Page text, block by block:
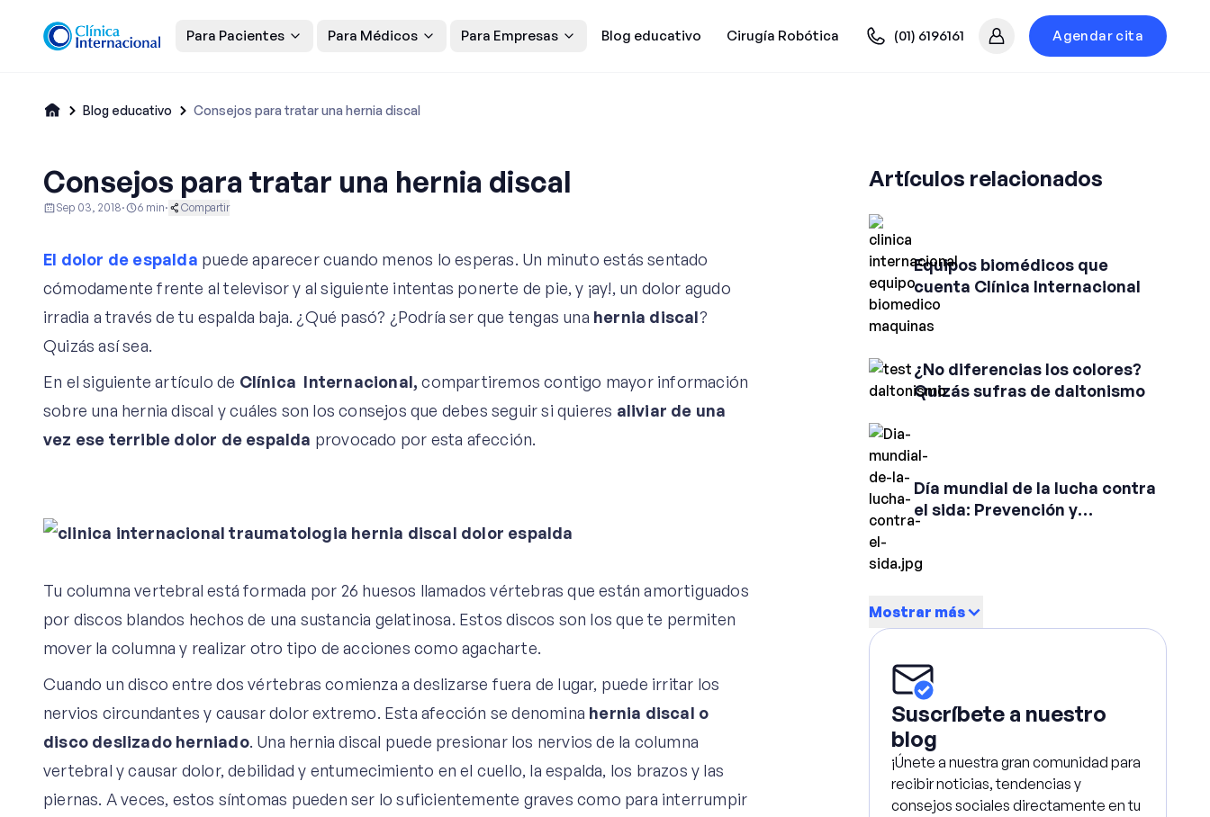
Para Pacientes Para Médicos Para Empresas Blog educativo Cirugía Robótica (01) 6196161
Mi cuenta
Agendar cita
Blog educativo Consejos para tratar una hernia discal
Consejos para tratar una hernia discal
Sep 03, 2018· 6 min· Compartir
El dolor de espalda puede aparecer cuando menos lo esperas. Un minuto estás sentado
cómodamente frente al televisor y al siguiente intentas ponerte de pie, y ¡ay!, un dolor agudo
irradia a través de tu espalda baja. ¿Qué pasó? ¿Podría ser que tengas una hernia discal?
Quizás así sea.
En el siguiente artículo de Clínica Internacional, compartiremos contigo mayor información
sobre una hernia discal y cuáles son los consejos que debes seguir si quieres aliviar de una
vez ese terrible dolor de espalda provocado por esta afección.
Tu columna vertebral está formada por 26 huesos llamados vértebras que están amortiguados
por discos blandos hechos de una sustancia gelatinosa. Estos discos son los que te permiten
mover la columna y realizar otro tipo de acciones como agacharte.
Cuando un disco entre dos vértebras comienza a deslizarse fuera de lugar, puede irritar los
nervios circundantes y causar dolor extremo. Esta afección se denomina hernia discal o
disco deslizado herniado. Una hernia discal puede presionar los nervios de la columna
vertebral y causar dolor, debilidad y entumecimiento en el cuello, la espalda, los brazos y las
piernas. A veces, estos síntomas pueden ser lo suficientemente graves como para interrumpir
Artículos relacionados
Equipos biomédicos que
cuenta Clínica Internacional
¿No diferencias los colores?
Quizás sufras de daltonismo
Día mundial de la lucha contra
el sida: Prevención y
Tratamiento
Mostrar más
Suscríbete a nuestro
blog
¡Únete a nuestra gran comunidad para
recibir noticias, tendencias y
consejos sociales directamente en tu